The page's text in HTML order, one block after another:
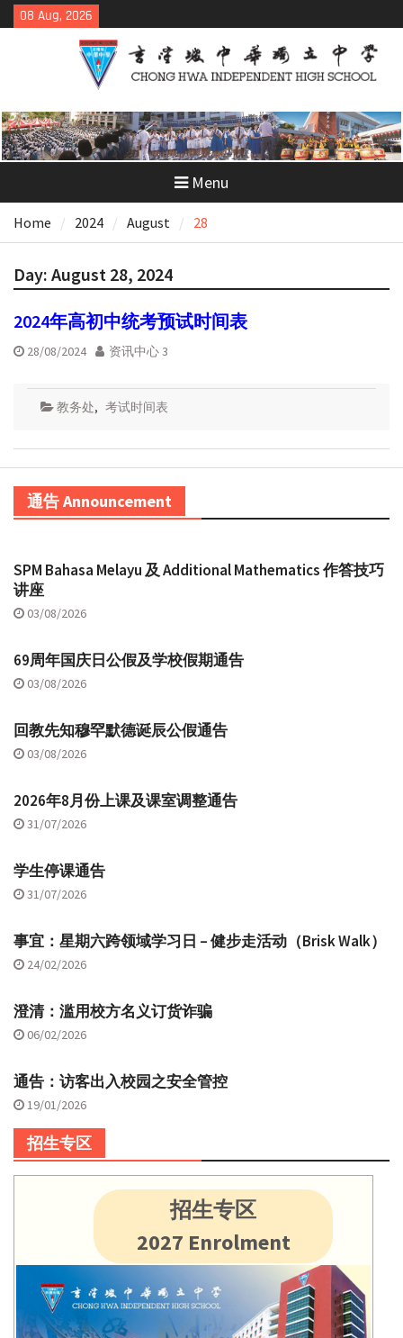
Skip
to
08 Aug, 2026
Menu
Home 2024 August 28
Day: August 28, 2024
2024年高初中统考预试时间表
28/08/2024 资讯中心 3
教务处, 考试时间表
通告 Announcement
SPM Bahasa Melayu 及 Additional Mathematics 作答技巧
讲座
03/08/2026
69周年国庆日公假及学校假期通告
03/08/2026
回教先知穆罕默德诞辰公假通告
03/08/2026
2026年8月份上课及课室调整通告
31/07/2026
学生停课通告
31/07/2026
事宜：星期六跨领域学习日 – 健步走活动（Brisk Walk）
24/02/2026
澄清：滥用校方名义订货诈骗
06/02/2026
通告：访客出入校园之安全管控
19/01/2026
招生专区
招生专区
2027 Enrolment